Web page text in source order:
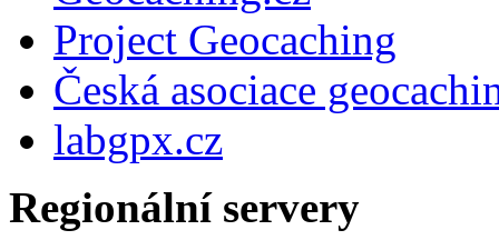
Project Geocaching
Česká asociace
labgpx.cz
Regionální servery